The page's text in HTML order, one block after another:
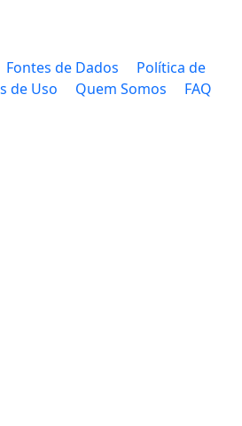
Fontes de Dados
Política de
de Uso Quem Somos FAQ